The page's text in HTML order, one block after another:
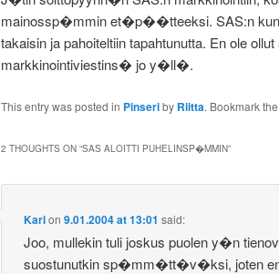
mainossp�mmin et�p��tteeksi. SAS:n
takaisin ja pahoiteltiin tapahtunutta. En ole
markkinointiviestins� jo y�ll�.
This entry was posted in Pinseriby Riitta. Bookmark the
2 THOUGHTS ON “SAS ALOITTI PUHELINSP�MMIN”
Karion9.01.2004 at 13:01 said:
Joo, mullekin tuli joskus puolen y�n
suostunutkin sp�mm�tt�v�ksi, joten en